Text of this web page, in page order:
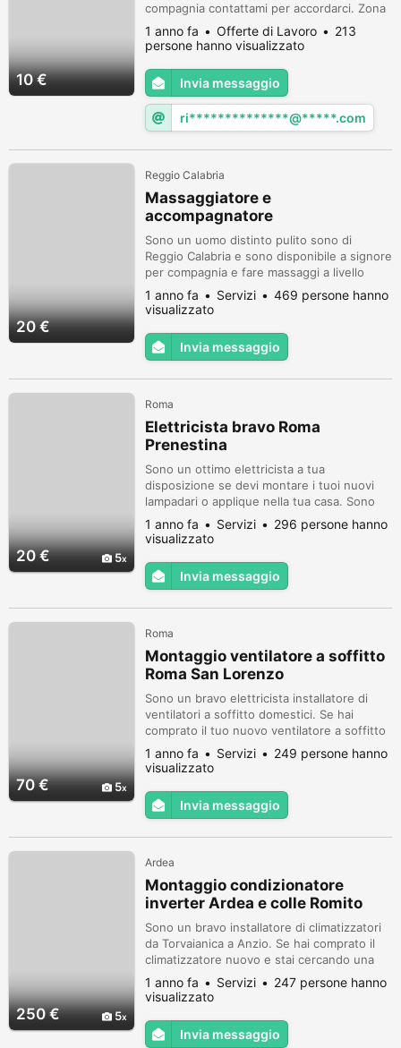
10 €
compagnia contattami per accordarci. Zona
Travagliato bs
1 anno fa Offerte di Lavoro
213
persone hanno visualizzato
Invia messaggio
ri**************@*****.com
20 €
Reggio Calabria
Massaggiatore e
accompagnatore
Sono un uomo distinto pulito sono di
Reggio Calabria e sono disponibile a signore
per compagnia e fare massaggi a livello
perineale al vostro domicilio.
1 anno fa Servizi
469 persone hanno
visualizzato
Invia messaggio
20 € 5
Roma
Elettricista bravo Roma
Prenestina
Sono un ottimo elettricista a tua
disposizione se devi montare i tuoi nuovi
lampadari o applique nella tua casa. Sono
specializzato in illuminazione di interni.
Questo è il mio lavoro e faccio solo questo.
ventilatori a soffitto sia radio che con filo.
Contattami tranquillamente con whatsapp
1 anno fa Servizi
296 persone hanno
visualizzato
Invia messaggio
70 € 5
Roma
Montaggio ventilatore a soffitto
Roma San Lorenzo
Sono un bravo elettricista installatore di
ventilatori a soffitto domestici. Se hai
comprato il tuo nuovo ventilatore a soffitto
e non te la senti di montarlo da solo, sappi
che io lo faccio da mestiere!!! Il mio onorario
riservato. Installatore di plafoniere con
ventilatore incorporato. Contattami
1 anno fa Servizi
249 persone hanno
visualizzato
Invia messaggio
250 € 5
Ardea
Montaggio condizionatore
inverter Ardea e colle Romito
Sono un bravo installatore di climatizzatori
da Torvaianica a Anzio. Se hai comprato il
climatizzatore nuovo e stai cercando una
persona capace di montarlo bene, questo
sono io!!! Sono serio e capace. Ho
climatizzatore inverter a pompa di calore. Il
mio onorario per il montaggio di un
1 anno fa Servizi
247 persone hanno
visualizzato
Invia messaggio